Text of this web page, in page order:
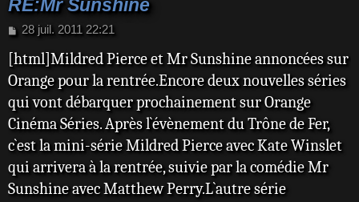
RE:Mr Sunshine
M
s
a
g
e
28 juil. 2011 22:21
[html]Mildred Pierce et Mr Sunshine annoncées sur
Orange pour la rentrée.Encore deux nouvelles séries
qui vont débarquer prochainement sur Orange
Cinéma Séries. Après l`évènement du Trône de Fer,
c`est la mini-série Mildred Pierce avec Kate Winslet
qui arrivera à la rentrée, suivie par la comédie Mr
Sunshine avec Matthew Perry.L`autre série